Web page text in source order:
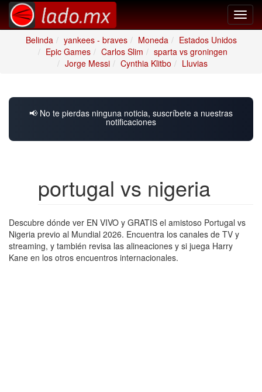
Belinda
yankees - braves Moneda
Estados Unidos
Epic Games
Carlos Slim
sparta vs groningen
Jorge Messi
Cynthia Klitbo Lluvias
📢 No te pierdas ninguna noticia, suscríbete a nuestras
notificaciones
portugal vs nigeria
Descubre dónde ver EN VIVO y GRATIS el amistoso Portugal vs
Nigeria previo al Mundial 2026. Encuentra los canales de TV y
streaming, y también revisa las alineaciones y si juega Harry
Kane en los otros encuentros internacionales.